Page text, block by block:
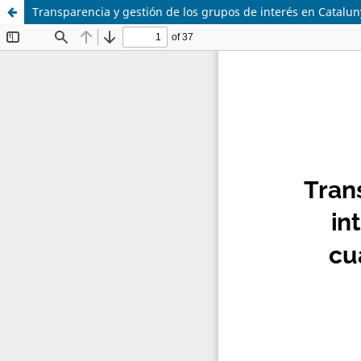
Transparencia y gestión de los grupos de interés en